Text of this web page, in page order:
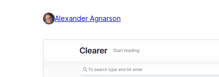
Alexander Agnarson